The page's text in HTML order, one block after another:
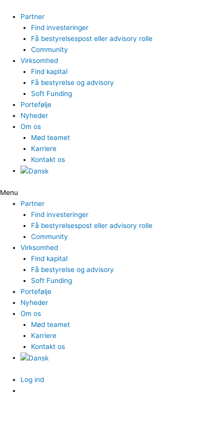
indholdet
Partner
Find investeringer
Få bestyrelsespost eller advisory rolle
Community
Virksomhed
Find kapital
Få bestyrelse og advisory
Soft Funding
Portefølje
Nyheder
Om os
Mød teamet
Karriere
Kontakt os
Menu
Partner
Find investeringer
Få bestyrelsespost eller advisory rolle
Community
Virksomhed
Find kapital
Få bestyrelse og advisory
Soft Funding
Portefølje
Nyheder
Om os
Mød teamet
Karriere
Kontakt os
Log ind